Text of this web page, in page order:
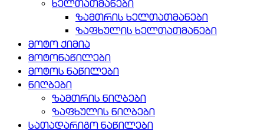
ხელთათმანები
ზამთრის ხელთათმანები
ზაფხულის ხელთათმანები
მოტო ქიმია
მოტონაწილები
მოტოს ნაწილები
ნიღბები
ზამთრის ნიღბები
ზაფხულის ნიღბები
სათადარიგო ნაწილები